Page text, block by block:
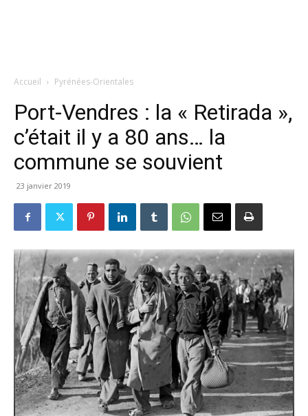
Accueil Pyrénées-Orientales
Port-Vendres : la « Retirada »,
c’était il y a 80 ans… la
commune se souvient
23 janvier 2019